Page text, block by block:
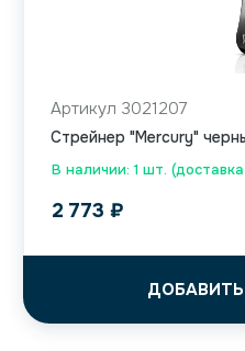
В наличии: 1 шт.
Артикул 3021207
Cтрейнер "Mercury"
2 773 ₽